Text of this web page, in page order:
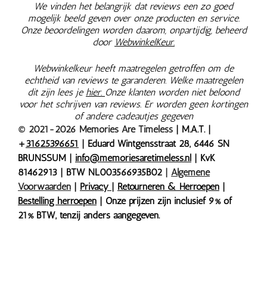
We vinden het belangrijk dat reviews een zo goed
mogelijk beeld geven over onze producten en service.
Onze beoordelingen worden daarom, onpartijdig, beheerd
door WebwinkelKeur.
Webwinkelkeur heeft maatregelen getroffen om de
echtheid van reviews te garanderen. Welke maatregelen
dit zijn lees je hier. Onze klanten worden niet beloond
voor het schrijven van reviews. Er worden geen kortingen
of andere cadeautjes gegeven
© 2021-2026 Memories Are Timeless | M.A.T. |
+31625396651
| Eduard Wintgensstraat 28, 6446 SN
BRUNSSUM | info@memoriesaretimeless.nl
| KvK
81462913 | BTW NL003566935B02
Algemene
Voorwaarden
Privacy Retourneren & Herroepen
Bestelling herroepen | Onze prijzen zijn inclusief 9% of
21% BTW, tenzij anders aangegeven.